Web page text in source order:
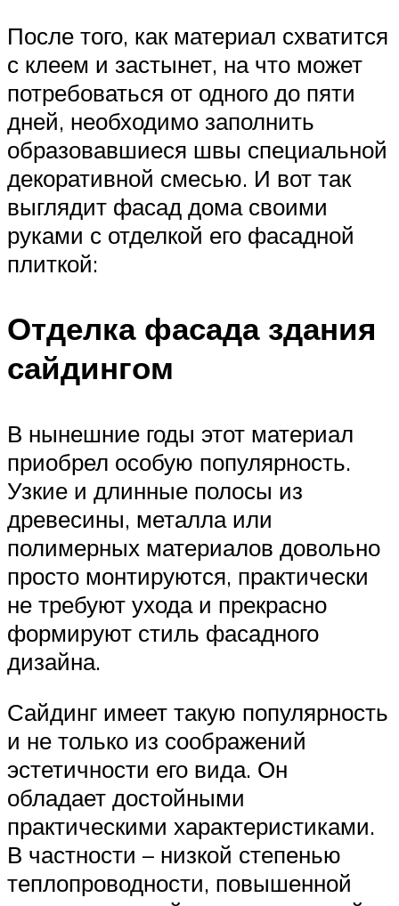
После того, как материал схватится
с клеем и застынет, на что может
потребоваться от одного до пяти
дней, необходимо заполнить
образовавшиеся швы специальной
декоративной смесью. И вот так
выглядит фасад дома своими
руками с отделкой его фасадной
плиткой:
Отделка фасада здания
сайдингом
В нынешние годы этот материал
приобрел особую популярность.
Узкие и длинные полосы из
древесины, металла или
полимерных материалов довольно
просто монтируются, практически
не требуют ухода и прекрасно
формируют стиль фасадного
дизайна.
Сайдинг имеет такую популярность
и не только из соображений
эстетичности его вида. Он
обладает достойными
практическими характеристиками.
В частности – низкой степенью
теплопроводности, повышенной